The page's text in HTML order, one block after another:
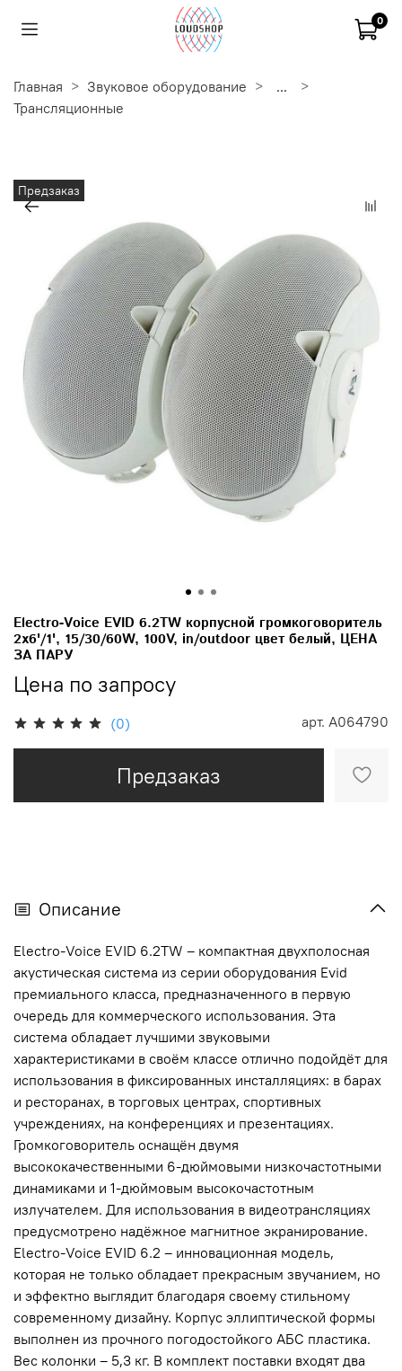
0
Главная Звуковое оборудование
...
Трансляционные
Предзаказ
(0) арт. A064790
Electro-Voice EVID 6.2TW корпусной громкоговоритель
2x6'/1', 15/30/60W, 100V, in/outdoor цвет белый, ЦЕНА
ЗА ПАРУ
Цена по запросу
Предзаказ
Описание
Electro-Voice EVID 6.2TW – компактная двухполосная
акустическая система из серии оборудования Evid
премиального класса, предназначенного в первую
очередь для коммерческого использования. Эта
система обладает лучшими звуковыми
характеристиками в своём классе отлично подойдёт для
использования в фиксированных инсталляциях: в барах
и ресторанах, в торговых центрах, спортивных
учреждениях, на конференциях и презентациях.
Громкоговоритель оснащён двумя
высококачественными 6-дюймовыми низкочастотными
динамиками и 1-дюймовым высокочастотным
излучателем. Для использования в видеотрансляциях
предусмотрено надёжное магнитное экранирование.
Electro-Voice EVID 6.2 – инновационная модель,
которая не только обладает прекрасным звучанием, но
и эффектно выглядит благодаря своему стильному
современному дизайну. Корпус эллиптической формы
выполнен из прочного погодостойкого АБС пластика.
Вес колонки – 5,3 кг. В комплект поставки входят два